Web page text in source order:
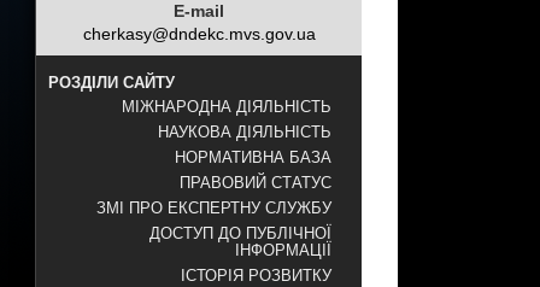
E-mail
cherkasy@dndekc.mvs.gov.ua
РОЗДІЛИ САЙТУ
МІЖНАРОДНА ДІЯЛЬНІСТЬ
НАУКОВА ДІЯЛЬНІСТЬ
НОРМАТИВНА БАЗА
ПРАВОВИЙ СТАТУС
ЗМІ ПРО ЕКСПЕРТНУ СЛУЖБУ
ДОСТУП ДО ПУБЛІЧНОЇ
ІНФОРМАЦІЇ
ІСТОРІЯ РОЗВИТКУ